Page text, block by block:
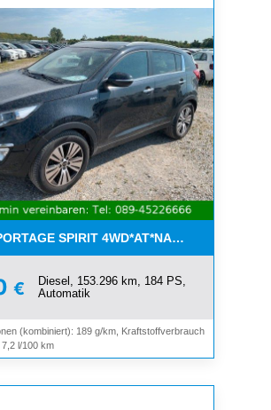
SPIRIT 4WD*AT*NAVI*8-
€
Diesel, 153.296 km, 184 PS,
Automatik
(kombiniert): 189 g/km, Kraftstoffverbrauch
l/100 km